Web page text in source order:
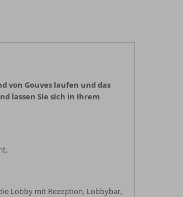
von Gouves laufen und das
lassen Sie sich in Ihrem
Lobby mit Rezeption, Lobbybar,